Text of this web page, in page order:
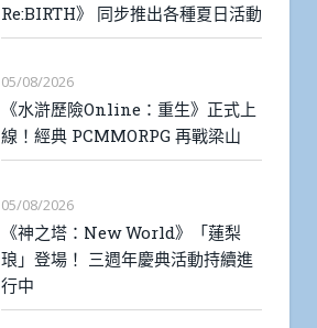
Re:BIRTH》 同步推出各種夏日活動
05/08/2026
《水滸歷險Online：重生》正式上
線！經典 PCMMORPG 再戰梁山
05/08/2026
《神之塔：New World》「蓮梨
琅」登場！ 三週年慶典活動持續進
行中